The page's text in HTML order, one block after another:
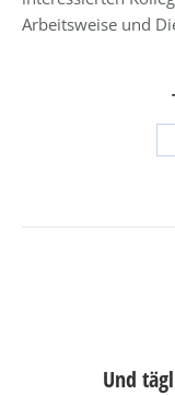
Arbeitsweise und
Und